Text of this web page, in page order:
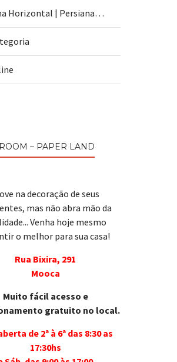
Persiana Horizontal | Persiana Vertical
– PAPER LAND
na decoração de seus
mas não abra mão da
Venha hoje mesmo
o melhor para sua casa!
Rua Bixira, 291
Mooca
Muito fácil acesso e
gratuito no local.
de 2ª à 6ª das 8:30 as
17:30hs